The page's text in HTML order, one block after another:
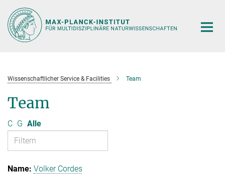
Hauptinhalt
Wissenschaftlicher Service & Facilities Team
Team
C G Alle
Volker Cordes